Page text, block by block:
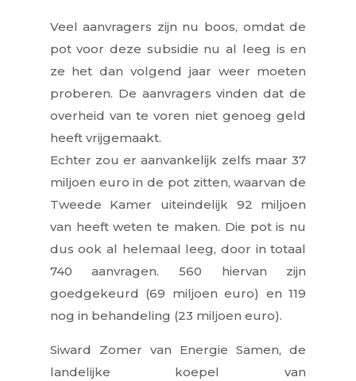
Veel aanvragers zijn nu boos, omdat de
pot voor deze subsidie nu al leeg is en
ze het dan volgend jaar weer moeten
proberen. De aanvragers vinden dat de
overheid van te voren niet genoeg geld
heeft vrijgemaakt.
Echter zou er aanvankelijk zelfs maar 37
miljoen euro in de pot zitten, waarvan de
Tweede Kamer uiteindelijk 92 miljoen
van heeft weten te maken. Die pot is nu
dus ook al helemaal leeg, door in totaal
740 aanvragen. 560 hiervan zijn
goedgekeurd (69 miljoen euro) en 119
nog in behandeling (23 miljoen euro).
Siward Zomer van Energie Samen, de
landelijke koepel van